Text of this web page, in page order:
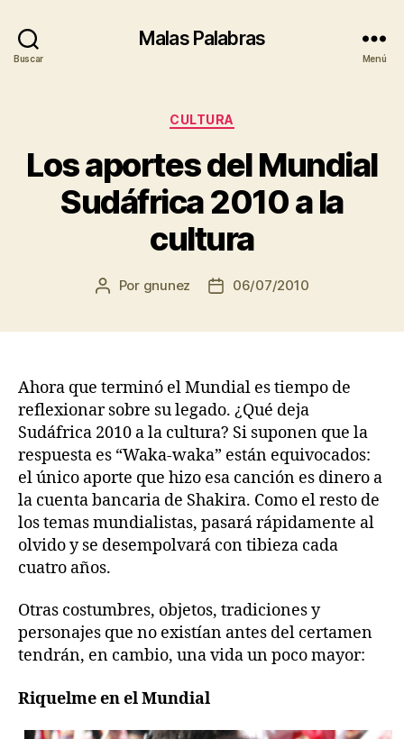
Buscar
Malas Palabras
Menú
Categorías
CULTURA
Los aportes del Mundial
Sudáfrica 2010 a la
cultura
Autor
Por gnunez
Fecha06/07/2010
Ahora que terminó el Mundial es tiempo de
reflexionar sobre su legado. ¿Qué deja
Sudáfrica 2010 a la cultura? Si suponen que la
respuesta es “Waka-waka” están equivocados:
el único aporte que hizo esa canción es dinero a
la cuenta bancaria de Shakira. Como el resto de
los temas mundialistas, pasará rápidamente al
olvido y se desempolvará con tibieza cada
cuatro años.
Otras costumbres, objetos, tradiciones y
personajes que no existían antes del certamen
tendrán, en cambio, una vida un poco mayor:
Riquelme en el Mundial